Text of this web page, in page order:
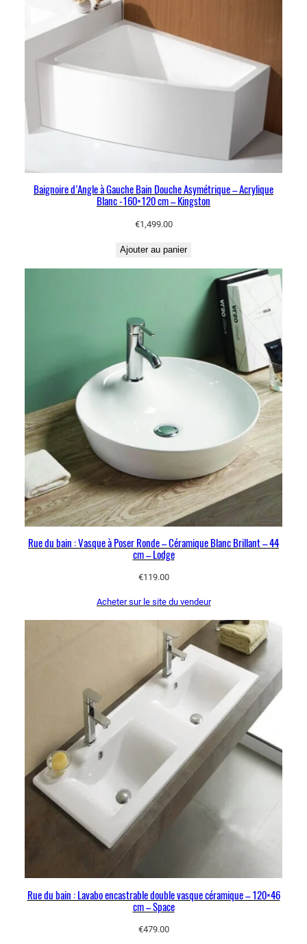
Baignoire d’Angle à Gauche Bain Douche Asymétrique – Acrylique
Blanc -160×120 cm – Kingston
€1,499.00
Ajouter au panier
Rue du bain : Vasque à Poser Ronde – Céramique Blanc Brillant – 44
cm – Lodge
€119.00
Acheter sur le site du vendeur
Rue du bain : Lavabo encastrable double vasque céramique – 120×46
cm – Space
€479.00